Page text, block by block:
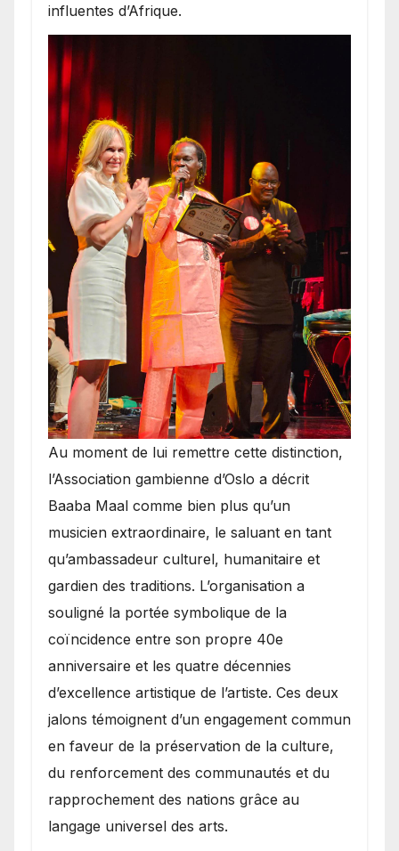
influentes d’Afrique.
​Au moment de lui remettre cette distinction,
l’Association gambienne d’Oslo a décrit
Baaba Maal comme bien plus qu’un
musicien extraordinaire, le saluant en tant
qu’ambassadeur culturel, humanitaire et
gardien des traditions. L’organisation a
souligné la portée symbolique de la
coïncidence entre son propre 40e
anniversaire et les quatre décennies
d’excellence artistique de l’artiste. Ces deux
jalons témoignent d’un engagement commun
en faveur de la préservation de la culture,
du renforcement des communautés et du
rapprochement des nations grâce au
langage universel des arts.